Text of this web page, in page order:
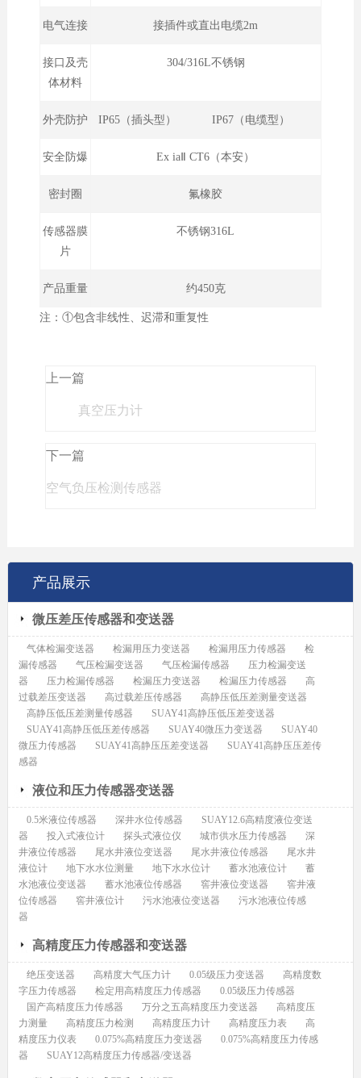
电气连接 接插件或直出电缆2m
接口及壳
体材料
304/316L不锈钢
外壳防护 IP65（插头型） IP67（电缆型）
安全防爆 Ex iaⅡ CT6（本安）
密封圈 氟橡胶
传感器膜
片
不锈钢316L
产品重量 约450克
注：①包含非线性、迟滞和重复性
上一篇
真空压力计
下一篇
空气负压检测传感器
产品展示
微压差压传感器和变送器
气体检漏变送器 检漏用压力变送器 检漏用压力传感器
检
漏传感器
气压检漏变送器 气压检漏传感器
压力检漏变送
器
压力检漏传感器 检漏压力变送器 检漏压力传感器
高
过载差压变送器
高过载差压传感器
高静压低压差测量变送器
高静压低压差测量传感器
SUAY41高静压低压差变送器
SUAY41高静压低压差传感器
SUAY40微压力变送器
SUAY40
微压力传感器
SUAY41高静压压差变送器
SUAY41高静压压差传
感器
液位和压力传感器变送器
0.5米液位传感器 深井水位传感器
SUAY12.6高精度液位变送
器
投入式液位计 探头式液位仪 城市供水压力传感器
深
井液位传感器
尾水井液位变送器 尾水井液位传感器
尾水井
液位计
地下水水位测量 地下水水位计 蓄水池液位计
蓄
水池液位变送器
蓄水池液位传感器 窖井液位变送器
窖井液
位传感器
窖井液位计 污水池液位变送器
污水池液位传感
器
高精度压力传感器和变送器
绝压变送器 高精度大气压力计 0.05级压力变送器
高精度数
字压力传感器
检定用高精度压力传感器
0.05级压力传感器
国产高精度压力传感器
万分之五高精度压力变送器
高精度压
力测量
高精度压力检测 高精度压力计 高精度压力表
高
精度压力仪表
0.075%高精度压力变送器
0.075%高精度压力传感
器
SUAY12高精度压力传感器/变送器